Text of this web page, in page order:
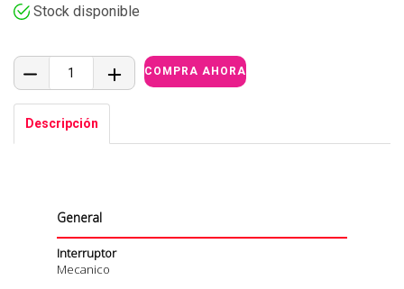
Stock disponible
Descripción
General
Interruptor
Mecanico